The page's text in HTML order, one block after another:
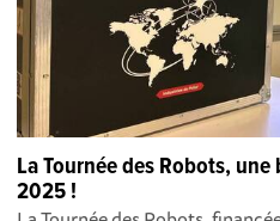
La Tournée des Robots,
2025 !